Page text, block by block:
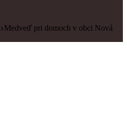
Medveď pri domoch v obci Nová